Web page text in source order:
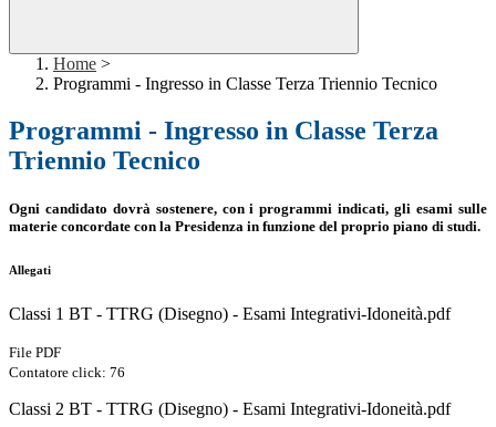
Home >
Programmi - Ingresso in Classe Terza Triennio Tecnico
Programmi - Ingresso in Classe Terza
Triennio Tecnico
Ogni candidato dovrà sostenere, con i programmi indicati, gli esami sulle
materie concordate con la Presidenza in funzione del proprio piano di studi.
Allegati
Classi 1 BT - TTRG (Disegno) - Esami Integrativi-Idoneità.pdf
File PDF
Contatore click: 76
Classi 2 BT - TTRG (Disegno) - Esami Integrativi-Idoneità.pdf